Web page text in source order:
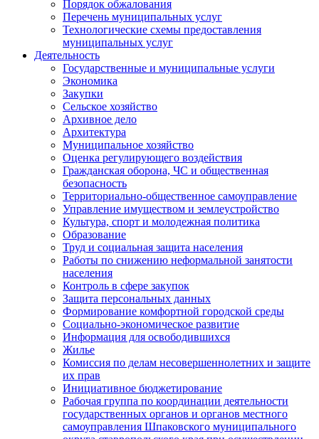
Порядок обжалования
Перечень муниципальных услуг
Технологические схемы предоставления
муниципальных услуг
Деятельность
Государственные и муниципальные услуги
Экономика
Закупки
Сельское хозяйство
Архивное дело
Архитектура
Муниципальное хозяйство
Оценка регулирующего воздействия
Гражданская оборона, ЧС и общественная
безопасность
Территориально-общественное самоуправление
Управление имуществом и землеустройство
Культура, спорт и молодежная политика
Образование
Труд и социальная защита населения
Работы по снижению неформальной занятости
населения
Контроль в сфере закупок
Защита персональных данных
Формирование комфортной городской среды
Социально-экономическое развитие
Информация для освободившихся
Жилье
Комиссия по делам несовершеннолетних и защите
их прав
Инициативное бюджетирование
Рабочая группа по координации деятельности
государственных органов и органов местного
самоуправления Шпаковского муниципального